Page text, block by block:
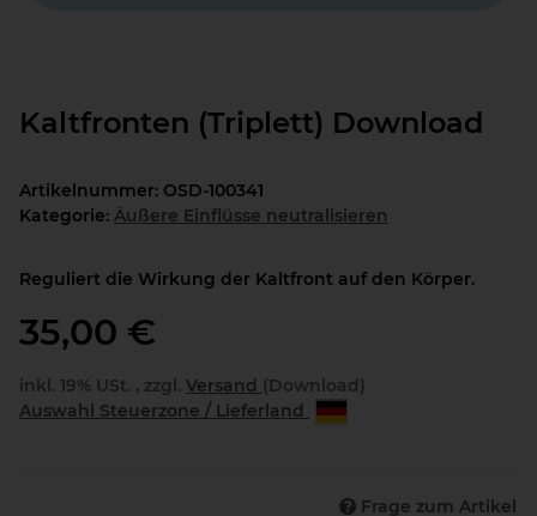
Kaltfronten (Triplett) Download
Artikelnummer: OSD-100341
Kategorie: Äußere Einflüsse neutralisieren
Reguliert die Wirkung der Kaltfront auf den Körper.
35,00 €
inkl. 19% USt. , zzgl. Versand (Download)
Auswahl Steuerzone / Lieferland
Frage zum Artikel